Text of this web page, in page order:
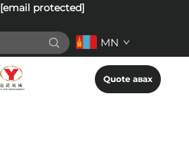
[email protected]
MN
Quote авах